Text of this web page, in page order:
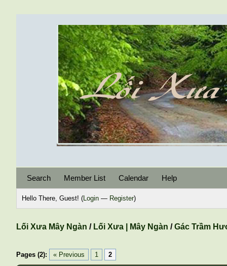
Search Member List Calendar Help
Hello There, Guest! (Login — Register)
Lối Xưa Mây Ngàn / Lối Xưa | Mây Ngàn /Gác Trầm
Pages (2): « Previous 1 2